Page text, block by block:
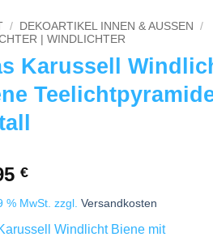
/ DEKOARTIKEL INNEN & AUSSEN
/
| WINDLICHTER
Karussell
€
% MwSt. zzgl. Versandkosten
Windlicht Biene mit